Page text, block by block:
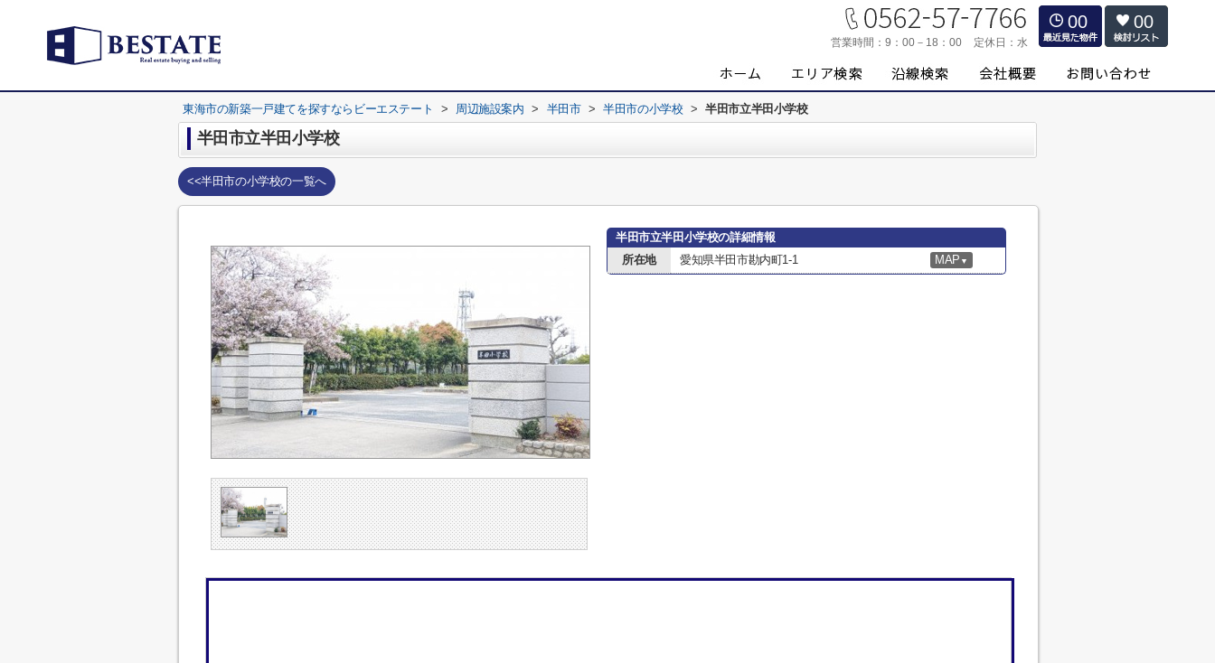
営業時間： 9：00－18：00 定休日： 水
00 00
東海市の新築一戸建てを探すならビーエステート > 周辺施設案内 > 半田市 > 半田市の小学校 > 半田市立半田小学校
半田市立半田小学校
<<半田市の小学校の一覧へ
半田市立半田小学校の詳細情報
所在地
愛知県半田市勘内町1-1 MAP ▼